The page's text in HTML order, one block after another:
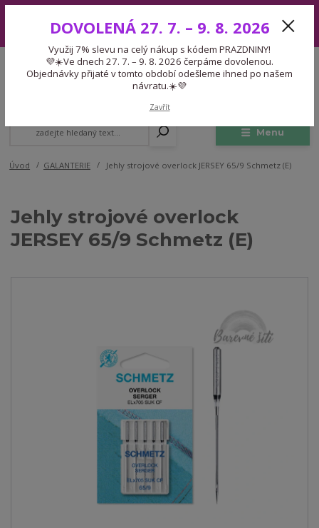
7. – 9. 8. 2026 čerpáme dovolenou. Objednávky přijaté v tomto období
odešleme ihned po našem návratu.☀️💜
Menu
CZK
Expedice 775 866 913
Po-Čt 9-15:30 Pá 9-14:30 Pauza 13-13:45
Úvod GALANTERIE Jehly strojové overlock JERSEY 65/9 Schmetz (E)
Jehly strojové overlock
JERSEY 65/9 Schmetz (E)
DOVOLENÁ 27. 7. – 9. 8. 2026
Využij 7% slevu na celý nákup s kódem PRAZDNINY!
💜☀️Ve dnech 27. 7. – 9. 8. 2026 čerpáme dovolenou.
Objednávky přijaté v tomto období odešleme ihned po našem
návratu.☀️💜
Zavřít